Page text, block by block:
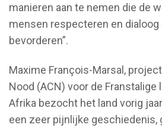
manieren aan te nemen die de
mensen respecteren en dialoog
bevorderen”.
Maxime François-Marsal,
Nood (ACN) voor de Franstalige
Afrika bezocht het land vorig
een zeer pijnlijke geschiedenis,